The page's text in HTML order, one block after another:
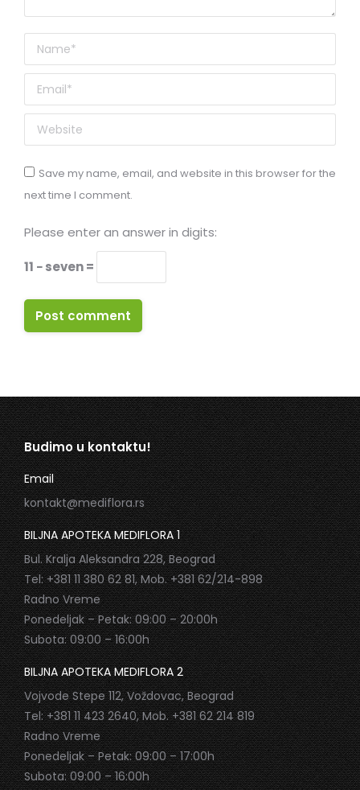
Name *
Email *
Website
Save my name, email, and website in this browser for the
next time I comment.
Please enter an answer in digits:
11 − seven =
Post comment
Budimo u kontaktu!
Email
kontakt@mediflora.rs
BILJNA APOTEKA MEDIFLORA 1
Bul. Kralja Aleksandra 228, Beograd
Tel: +381 11 380 62 81, Mob. +381 62/214-898
Radno Vreme
Ponedeljak – Petak: 09:00 – 20:00h
Subota: 09:00 – 16:00h
BILJNA APOTEKA MEDIFLORA 2
Vojvode Stepe 112, Voždovac, Beograd
Tel: +381 11 423 2640, Mob. +381 62 214 819
Radno Vreme
Ponedeljak – Petak: 09:00 – 17:00h
Subota: 09:00 – 16:00h